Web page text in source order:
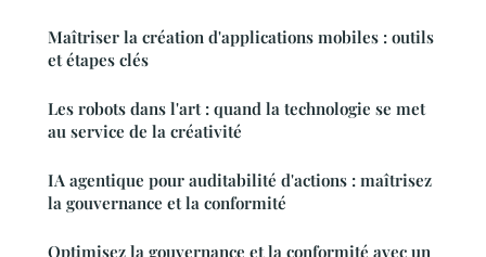
Maîtriser la création d'applications mobiles : outils
et étapes clés
Les robots dans l'art : quand la technologie se met
au service de la créativité
IA agentique pour auditabilité d'actions : maîtrisez
la gouvernance et la conformité
Optimisez la gouvernance et la conformité avec un